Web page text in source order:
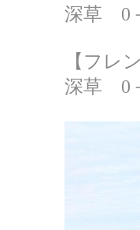
深草 0
【フ
深草 0